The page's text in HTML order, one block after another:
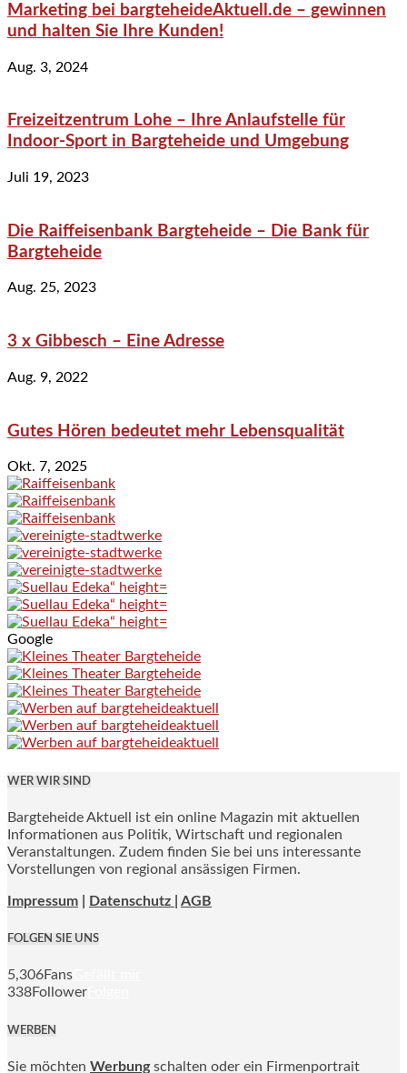
Marketing bei bargteheideAktuell.de – gewinnen
und halten Sie Ihre Kunden!
Aug. 3, 2024
Freizeitzentrum Lohe – Ihre Anlaufstelle für
Indoor-Sport in Bargteheide und Umgebung
Juli 19, 2023
Die Raiffeisenbank Bargteheide – Die Bank für
Bargteheide
Aug. 25, 2023
3 x Gibbesch – Eine Adresse
Aug. 9, 2022
Gutes Hören bedeutet mehr Lebensqualität
Okt. 7, 2025
Google
WER WIR SIND
Bargteheide Aktuell ist ein online Magazin mit aktuellen
Informationen aus Politik, Wirtschaft und regionalen
Veranstaltungen. Zudem finden Sie bei uns interessante
Vorstellungen von regional ansässigen Firmen.
Impressum Datenschutz | AGB
FOLGEN SIE UNS
5,306Fans
338Follower
WERBEN
Sie möchten Werbung schalten oder ein Firmenportrait